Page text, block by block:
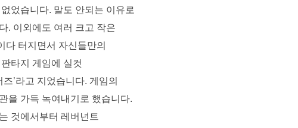
었습니다. 말도 안되는 이유로
. 이외에도 여러 크고 작은
다 터지면서 자신들만의
타지 게임에 실컷
’라고 지었습니다. 게임의
을 가득 녹여내기로 했습니다.
것에서부터 레버넌트